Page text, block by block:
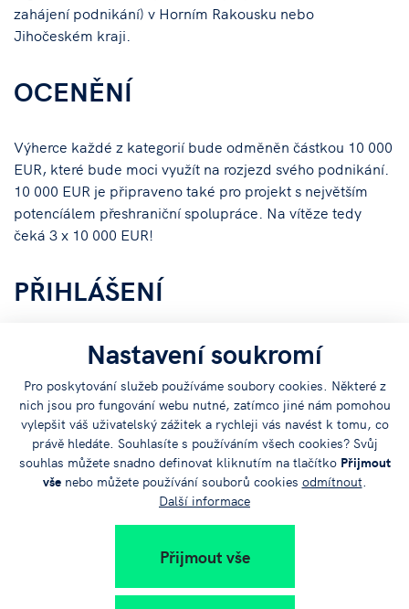
Nastavení soukromí
Pro poskytování služeb používáme soubory cookies. Některé z
nich jsou pro fungování webu nutné, zatímco jiné nám pomohou
vylepšit váš uživatelský zážitek a rychleji vás navést k tomu, co
právě hledáte. Souhlasíte s používáním všech cookies? Svůj
souhlas můžete snadno definovat kliknutím na tlačítko Přijmout
všenebo můžete používání souborů cookies odmítnout.
Další informace
Přijmout vše
zahájení podnikání) v Horním Rakousku nebo
Jihočeském kraji.
OCENĚNÍ
Výherce každé z kategorií bude odměněn částkou 10 000
EUR, které bude moci využít na rozjezd svého podnikání.
10 000 EUR je připraveno také pro projekt s největším
potencíálem přeshraniční spolupráce. Na vítěze tedy
čeká 3 x 10 000 EUR!
PŘIHLÁŠENÍ
Více informací: Jana Moravcová, moravcova@jvtp.cz
774 969 654.
VYHLÁŠENÍ
Soutěž byla vyhlášena 10. února 2025, zájemci o účast se
mohou hlásit do 16. března 2025.